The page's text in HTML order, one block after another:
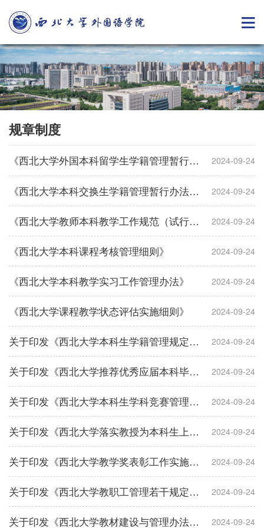
规章制度
《西北大学外国本科留学生学籍管理暂行办法（试行）》 2024-09-24
《西北大学本科交换生学籍管理暂行办法（试行）》 2024-09-24
《西北大学教师本科教学工作规范（试行）》 2024-09-24
《西北大学本科课程考核管理细则》 2024-09-24
《西北大学本科教学实习工作管理办法》 2024-09-24
《西北大学课程教学状态评估实施细则》 2024-09-24
关于印发《西北大学本科生学籍管理规定》等管理制度的通知 2024-09-24
关于印发《西北大学推荐优秀应届本科毕业生免试攻读硕士学位研究生实施办法》的通知 2024-09-24
关于印发《西北大学本科生学科竞赛管理办法》的通知 2024-09-24
关于印发《西北大学落实教授为本科生上课实施办法》《西北大学本科生导师制实施办法》的通知 2024-09-24
关于印发《西北大学教学奖表彰工作实施细则》的通知 2024-09-24
关于印发《西北大学教职工管理若干规定》的通知 2024-09-24
关于印发《西北大学教材建设与管理办法》的通知 2024-09-24